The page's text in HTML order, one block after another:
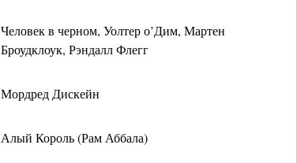
Человек в черном, Уолтер о’Дим, Мартен
Броудклоук, Рэндалл Флегг
Мордред Дискейн
Алый Король (Рам Аббала)